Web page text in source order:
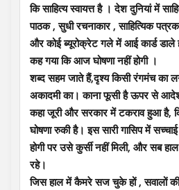
कि साहित्य स्वायत्त है । देश दुनियां में
पाठक , सुधी रचनाकार , साहित्यिक
और कोई ब्यूरोक्रेट गले में आई कार्ड डाले
कह गया कि आज घोषणा नहीं होगी ।
शब्द सहम जाते हैं,दृश्य किसी रंगमंच का
अकादमी का। काना फूसी है ऊपर से
कहा जूरी और सरकार में टकराव हुआ है,
घोषणा रुकी है। इस सारी गासिप में
होगी पर उसे कुर्सी नहीं मिली, और सब
रहे।
जिस हाल में कैमरे सज चुके हों , सवालों